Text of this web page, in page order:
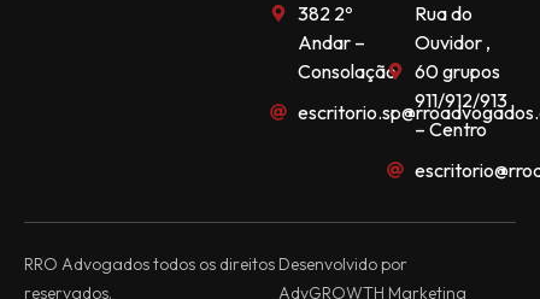
382 2º
Andar –
Consolação
Rua do
Ouvidor ,
60 grupos
911/912/913
– Centro
RRO Advogados todos os direitos
reservados.
Desenvolvido por
AdvGROWTH Marketing